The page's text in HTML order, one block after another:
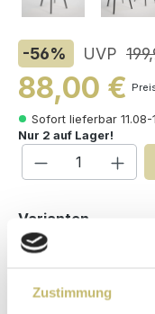
Zustimmung
-56% UVP
88,00 €
Sofort lieferbar 11.08-
Nur 2 auf Lager!
Produkt
Varianten